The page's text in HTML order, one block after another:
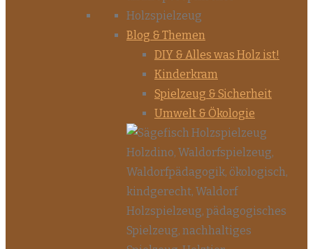
Blog & Themen
DIY & Alles was Holz ist!
Kinderkram
Spielzeug & Sicherheit
Umwelt & Ökologie